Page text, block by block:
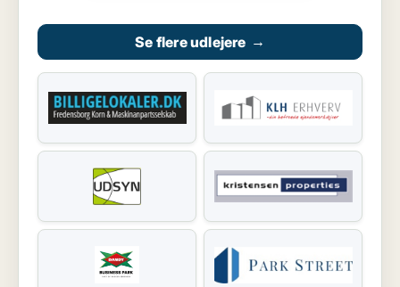
Se flere udlejere →